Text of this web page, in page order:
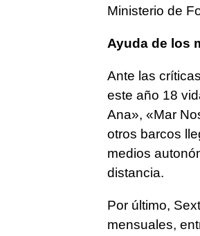
Ministerio de
Ayuda de los
Ante las
este año 18
Ana», «Mar
otros barcos
medios
distancia.
Por último,
mensuales,